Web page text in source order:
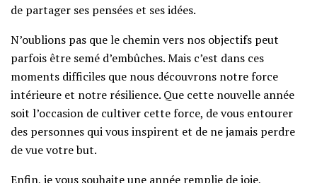
de partager ses pensées et ses idées.
N’oublions pas que le chemin vers nos objectifs peut
parfois être semé d’embûches. Mais c’est dans ces
moments difficiles que nous découvrons notre force
intérieure et notre résilience. Que cette nouvelle année
soit l’occasion de cultiver cette force, de vous entourer
des personnes qui vous inspirent et de ne jamais perdre
de vue votre but.
Enfin, je vous souhaite une année remplie de joie,